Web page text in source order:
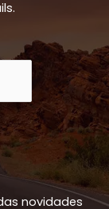
novidades